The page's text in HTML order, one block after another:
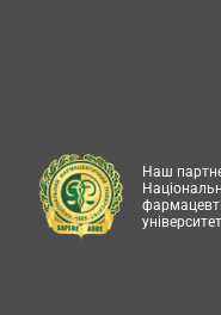
Наш
університет